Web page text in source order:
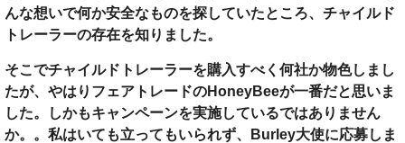
んな想いで何か安全なものを探していたところ、チャイルド
トレーラーの存在を知りました。
そこでチャイルドトレーラーを購入すべく何社か物色しまし
たが、やはりフェアトレードのHoneyBeeが一番だと思いま
した。しかもキャンペーンを実施しているではありません
か。。私はいても立ってもいられず、Burley大使に応募しま